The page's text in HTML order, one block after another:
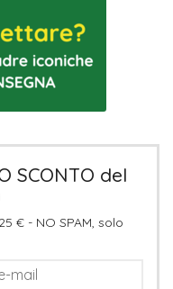
SCONTO del
€ - NO SPAM, solo